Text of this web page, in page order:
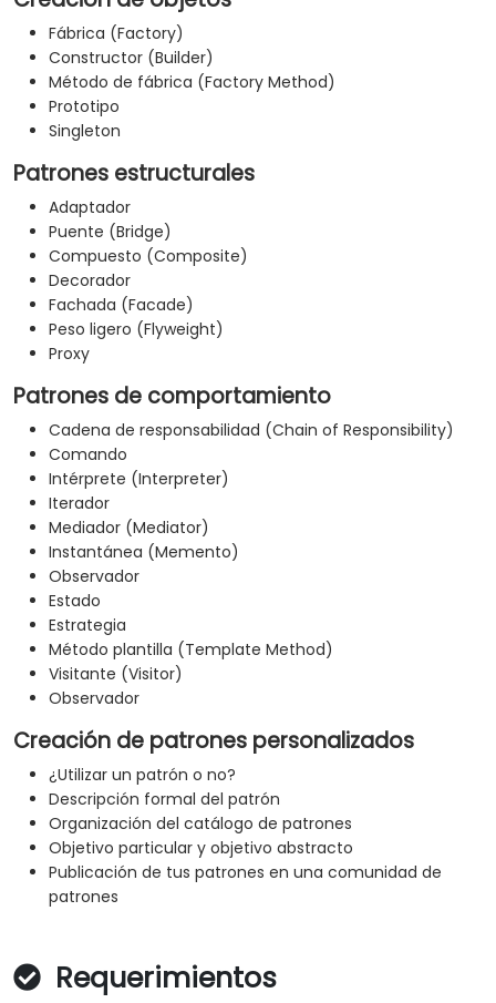
fuentes de los patrones, además de mostrarte cómo
catalogarlos y describirlos para que puedan
reutilizarse en toda tu organización.
Fábrica (Factory)
Constructor (Builder)
Método de fábrica (Factory Method)
Prototipo
Singleton
Patrones estructurales
Adaptador
Puente (Bridge)
Compuesto (Composite)
Decorador
Fachada (Facade)
Peso ligero (Flyweight)
Proxy
Patrones de comportamiento
Cadena de responsabilidad (Chain of Responsibility)
Comando
Intérprete (Interpreter)
Iterador
Mediador (Mediator)
Instantánea (Memento)
Observador
Estado
Estrategia
Método plantilla (Template Method)
Visitante (Visitor)
Observador
Creación de patrones personalizados
¿Utilizar un patrón o no?
Descripción formal del patrón
Organización del catálogo de patrones
Objetivo particular y objetivo abstracto
Publicación de tus patrones en una comunidad de
patrones
Requerimientos